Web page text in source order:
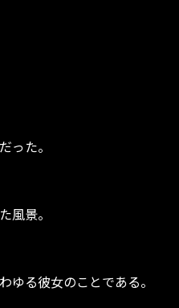
った。
風景。
ゆる彼女のことである。